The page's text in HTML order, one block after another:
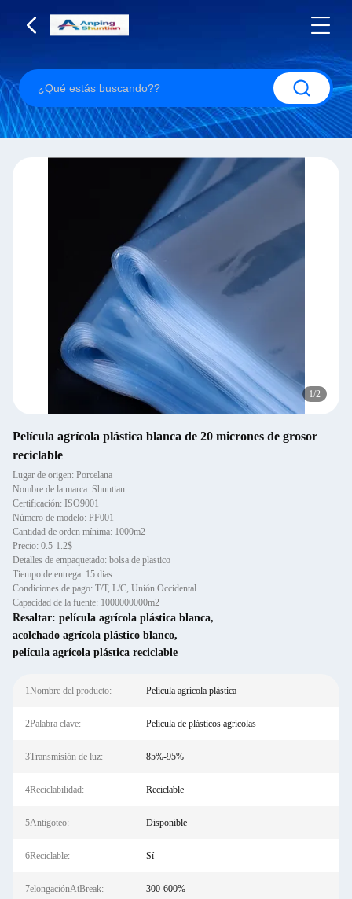
1/2
Película agrícola plástica blanca de 20 micrones de grosor
reciclable
Lugar de origen: Porcelana
Nombre de la marca: Shuntian
Certificación: ISO9001
Número de modelo: PF001
Cantidad de orden mínima: 1000m2
Precio: 0.5-1.2$
Detalles de empaquetado: bolsa de plastico
Tiempo de entrega: 15 dias
Condiciones de pago: T/T, L/C, Unión Occidental
Capacidad de la fuente: 1000000000m2
Resaltar: película agrícola plástica blanca,
acolchado agrícola plástico blanco,
película agrícola plástica reciclable
1Nombre del producto: Película agrícola plástica
2Palabra clave: Película de plásticos agrícolas
3Transmisión de luz: 85%-95%
4Reciclabilidad: Reciclable
5Antigoteo: Disponible
6Reciclable: Sí
7elongaciónAtBreak: 300-600%